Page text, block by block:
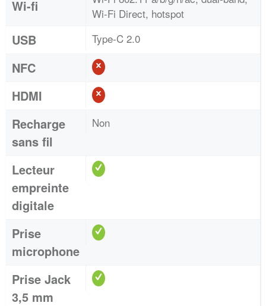
Wi-fi
Wi-Fi Direct, hotspot
USB Type-C 2.0
NFC
HDMI
Recharge
sans fil
Non
Lecteur
empreinte
digitale
Prise
microphone
Prise Jack
3,5 mm